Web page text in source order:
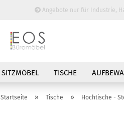
Angebote nur für Industrie,
SITZMÖBEL TISCHE
BESPRECHUNGSTISCHE
Startseite » Tische » Hochtische -